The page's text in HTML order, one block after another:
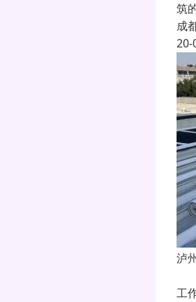
筑
成
20-
泸
工